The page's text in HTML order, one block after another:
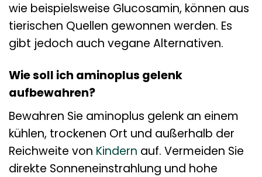
wie beispielsweise Glucosamin, können aus
tierischen Quellen gewonnen werden. Es
gibt jedoch auch vegane Alternativen.
Wie soll ich aminoplus gelenk
aufbewahren?
Bewahren Sie aminoplus gelenk an einem
kühlen, trockenen Ort und außerhalb der
Reichweite von Kindern auf. Vermeiden Sie
direkte Sonneneinstrahlung und hohe